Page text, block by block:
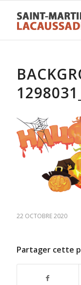
22 OCTOBRE 2020
Partager cette